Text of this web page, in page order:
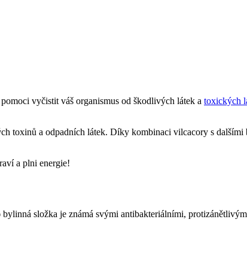
vyčistit váš organismus od škodlivých látek a toxických
toxinů a odpadních látek. Díky kombinaci vilcacory s
a plni energie!
složka je známá svými antibakteriálními,